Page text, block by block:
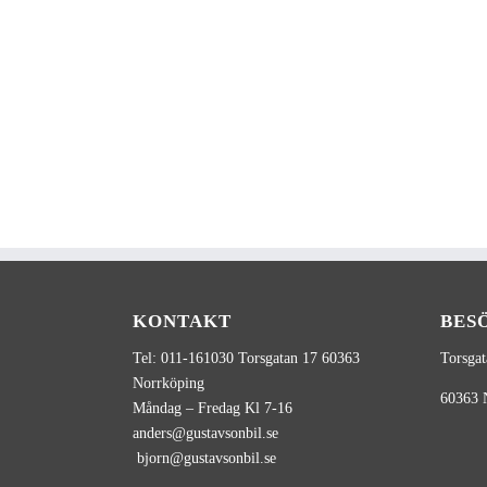
KONTAKT
Tel: 011-161030 Torsgatan 17 60363
Norrköping
Måndag – Fredag Kl 7-16
anders@gustavsonbil.se
bjorn@gustavsonbil.se
60363